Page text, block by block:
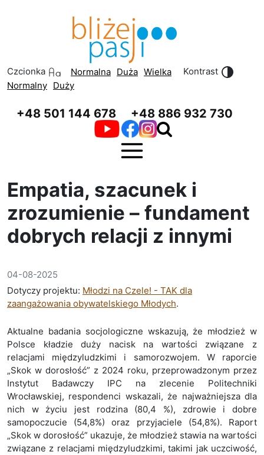
Czcionka Normalna Duża Wielka
Kontrast
Normalny Duży
+48 501 144 678 +48 886 932 730
Empatia, szacunek i
zrozumienie – fundament
dobrych relacji z innymi
04-08-2025
Dotyczy projektu: Młodzi na Czele! - TAK dla
zaangażowania obywatelskiego Młodych.
Aktualne badania socjologiczne wskazują, że młodzież w
Polsce kładzie duży nacisk na wartości związane z
relacjami międzyludzkimi i samorozwojem. W raporcie
„Skok w dorosłość” z 2024 roku, przeprowadzonym przez
Instytut Badawczy IPC na zlecenie Politechniki
Wrocławskiej, respondenci wskazali, że najważniejsza dla
nich w życiu jest rodzina (80,4 %), zdrowie i dobre
samopoczucie (54,8%) oraz przyjaciele (54,8%). Raport
„Skok w dorosłość” ukazuje, że młodzież stawia na wartości
związane z relacjami międzyludzkimi, takimi jak uczciwość,